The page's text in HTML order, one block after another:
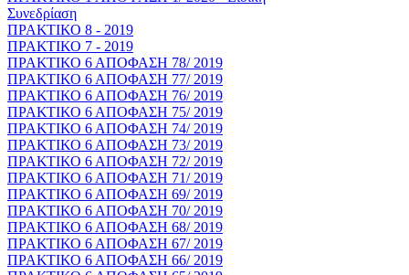
Συνεδρίαση
ΠΡΑΚΤΙΚΟ 8 - 2019
ΠΡΑΚΤΙΚΟ 7 - 2019
ΠΡΑΚΤΙΚΟ 6 ΑΠΟΦΑΣΗ 78/ 2019
ΠΡΑΚΤΙΚΟ 6 ΑΠΟΦΑΣΗ 77/ 2019
ΠΡΑΚΤΙΚΟ 6 ΑΠΟΦΑΣΗ 76/ 2019
ΠΡΑΚΤΙΚΟ 6 ΑΠΟΦΑΣΗ 75/ 2019
ΠΡΑΚΤΙΚΟ 6 ΑΠΟΦΑΣΗ 74/ 2019
ΠΡΑΚΤΙΚΟ 6 ΑΠΟΦΑΣΗ 73/ 2019
ΠΡΑΚΤΙΚΟ 6 ΑΠΟΦΑΣΗ 72/ 2019
ΠΡΑΚΤΙΚΟ 6 ΑΠΟΦΑΣΗ 71/ 2019
ΠΡΑΚΤΙΚΟ 6 ΑΠΟΦΑΣΗ 69/ 2019
ΠΡΑΚΤΙΚΟ 6 ΑΠΟΦΑΣΗ 70/ 2019
ΠΡΑΚΤΙΚΟ 6 ΑΠΟΦΑΣΗ 68/ 2019
ΠΡΑΚΤΙΚΟ 6 ΑΠΟΦΑΣΗ 67/ 2019
ΠΡΑΚΤΙΚΟ 6 ΑΠΟΦΑΣΗ 66/ 2019